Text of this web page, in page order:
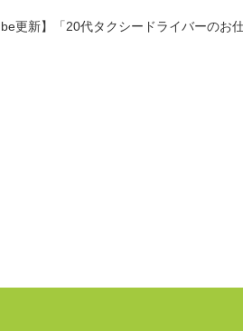
更新】「20代タクシードライバーのお